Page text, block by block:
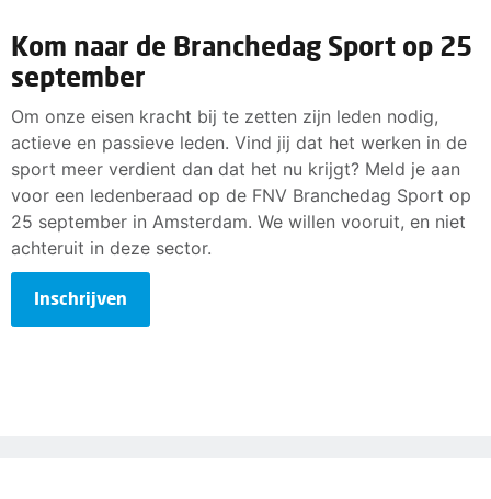
Kom naar de Branchedag Sport op 25
september
Om onze eisen kracht bij te zetten zijn leden nodig,
actieve en passieve leden. Vind jij dat het werken in de
sport meer verdient dan dat het nu krijgt? Meld je aan
voor een ledenberaad op de FNV Branchedag Sport op
25 september in Amsterdam. We willen vooruit, en niet
achteruit in deze sector.
Inschrijven